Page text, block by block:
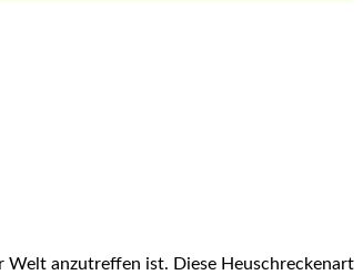
Welt anzutreffen ist. ​Diese Heuschreckenart⁢